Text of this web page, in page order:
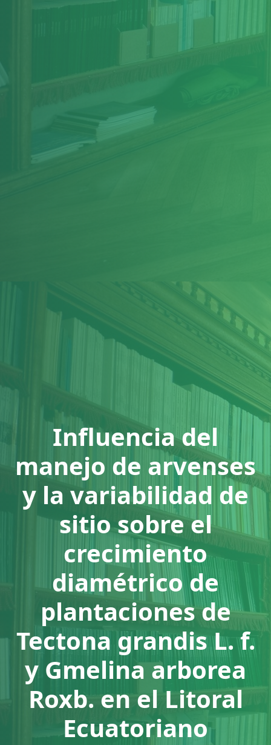
Influencia del
manejo de arvenses
y la variabilidad de
sitio sobre el
crecimiento
diamétrico de
plantaciones de
Tectona grandis L. f.
y Gmelina arborea
Roxb. en el Litoral
Ecuatoriano